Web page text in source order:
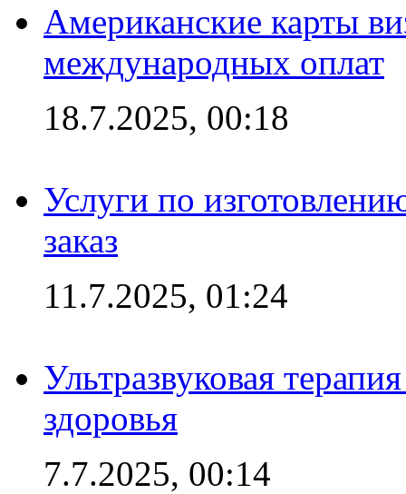
Американские карты
международных оплат
18.7.2025, 00:18
Услуги по
заказ
11.7.2025, 01:24
Ультразвуковая
здоровья
7.7.2025, 00:14